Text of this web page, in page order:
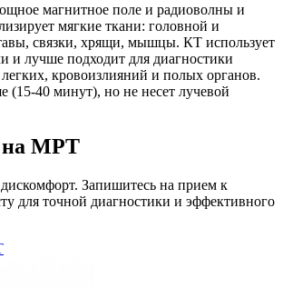
магнитное поле и радиоволны и
мягкие ткани: головной и
связки, хрящи, мышцы. КТ использует
и лучше подходит для диагностики
кровоизлияний и полых органов.
(15-40 минут), но не несет лучевой
на МРТ
Запишитесь на прием к
для точной диагностики и эффективного